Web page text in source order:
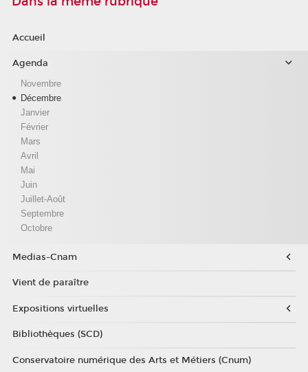
Accueil
Agenda
Novembre
Décembre
Janvier
Février
Mars
Avril
Mai
Juin
Juillet-Août
Septembre
Octobre
Medias-Cnam
Vient de paraître
Expositions virtuelles
Bibliothèques (SCD)
Conservatoire numérique des Arts et Métiers (Cnum)